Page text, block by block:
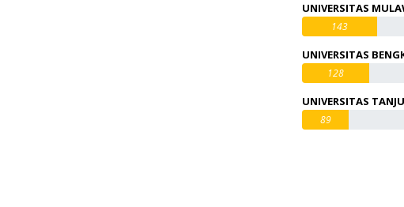
UNIVERSITAS
143
UNIVERSITAS
128
UNIVERSITAS
89